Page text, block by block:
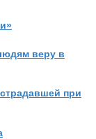
веру в
при